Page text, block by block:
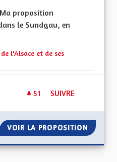
proposition
le Sundgau, en
: L'attractivité
l'Alsace et de ses
51 51 ABONNÉS
SUIVRE
VOIR LA PROPOSITION